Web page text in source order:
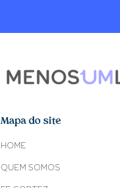
Mapa do site
HOME
QUEM SOMOS